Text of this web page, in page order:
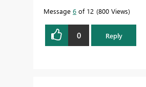
Message 6 of 12 800 Views
0 Reply